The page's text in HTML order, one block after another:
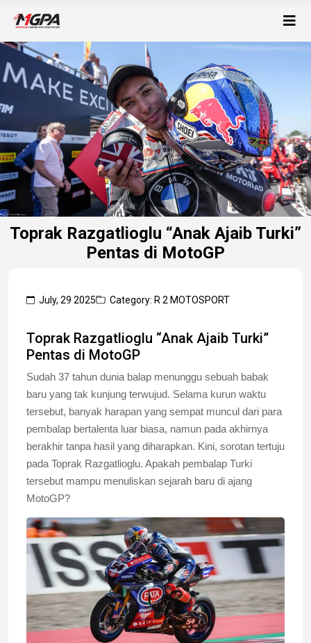
Toprak Razgatlioglu “Anak Ajaib Turki”
Pentas di MotoGP
July, 29 2025 Category: R 2 MOTOSPORT
Toprak Razgatlioglu “Anak Ajaib Turki”
Pentas di MotoGP
Sudah 37 tahun dunia balap menunggu sebuah babak
baru yang tak kunjung terwujud. Selama kurun waktu
tersebut, banyak harapan yang sempat muncul dari para
pembalap bertalenta luar biasa, namun pada akhirnya
berakhir tanpa hasil yang diharapkan. Kini, sorotan tertuju
pada Toprak Razgatlioglu. Apakah pembalap Turki
tersebut mampu menuliskan sejarah baru di ajang
MotoGP?